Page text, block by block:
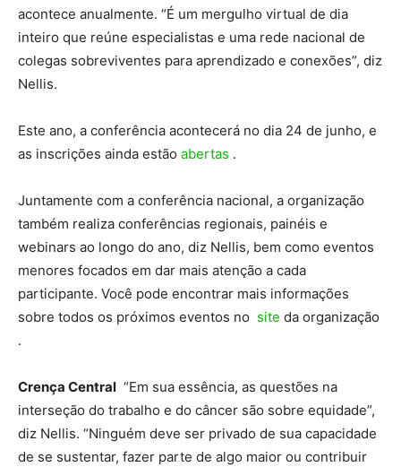
acontece anualmente. “É um mergulho virtual de dia
inteiro que reúne especialistas e uma rede nacional de
colegas sobreviventes para aprendizado e conexões”, diz
Nellis.
Este ano, a conferência acontecerá no dia 24 de junho, e
as inscrições ainda estão abertas .
Juntamente com a conferência nacional, a organização
também realiza conferências regionais, painéis e
webinars ao longo do ano, diz Nellis, bem como eventos
menores focados em dar mais atenção a cada
participante. Você pode encontrar mais informações
sobre todos os próximos eventos no site da organização
.
Crença Central “Em sua essência, as questões na
interseção do trabalho e do câncer são sobre equidade”,
diz Nellis. “Ninguém deve ser privado de sua capacidade
de se sustentar, fazer parte de algo maior ou contribuir